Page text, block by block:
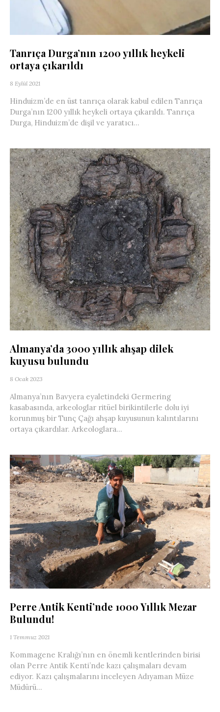
Tanrıça Durga’nın 1200 yıllık heykeli
ortaya çıkarıldı
8 Eylül 2021
Hinduizm’de en üst tanrıça olarak kabul edilen Tanrıça
Durga’nın 1200 yıllık heykeli ortaya çıkarıldı. Tanrıça
Durga, Hinduizm’de dişil ve yaratıcı...
Almanya’da 3000 yıllık ahşap dilek
kuyusu bulundu
8 Ocak 2023
Almanya’nın Bavyera eyaletindeki Germering
kasabasında, arkeologlar ritüel birikintilerle dolu iyi
korunmuş bir Tunç Çağı ahşap kuyusunun kalıntılarını
ortaya çıkardılar. Arkeologlara...
Perre Antik Kenti’nde 1000 Yıllık Mezar
Bulundu!
1 Temmuz 2021
Kommagene Kralığı’nın en önemli kentlerinden birisi
olan Perre Antik Kenti’nde kazı çalışmaları devam
ediyor. Kazı çalışmalarını inceleyen Adıyaman Müze
Müdürü...